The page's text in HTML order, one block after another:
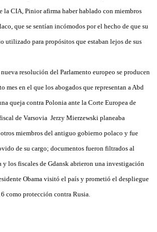
la CIA, Pinior afirma haber hablado con miembros
que se sentían incómodos por el hecho de que su
utilizado para propósitos que estaban lejos de sus
resolución del Parlamento europeo se producen
mes en el que los abogados que representan a Abd
queja contra Polonia ante la Corte Europea de
de Varsovia Jerzy Mierzewski planeaba
otros miembros del antiguo gobierno polaco y fue
de su cargo; documentos fueron filtrados al
y los fiscales de Gdansk abrieron una investigación
Obama visitó el país y prometió el despliegue
como protección contra Rusia.